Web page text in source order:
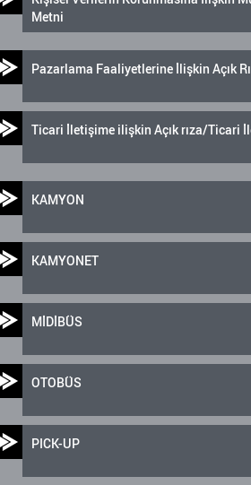
Metni
Pazarlama Faaliyetlerine İlişkin Açık
Ticari İletişime ilişkin Açık rıza/Ticari
KAMYON
KAMYONET
MİDİBÜS
OTOBÜS
PICK-UP